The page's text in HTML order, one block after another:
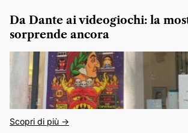
Da Dante ai videogiochi: la
sorprende ancora
Scopri di più ->